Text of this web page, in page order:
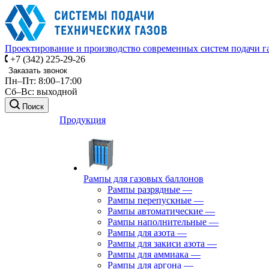
Проектирование и производство современных систем подачи
+7 (342) 225-29-26
Заказать звонок
Пн–Пт: 8:00–17:00
Сб–Вс: выходной
Поиск
Продукция
Рампы для газовых баллонов
Рампы разрядные —
Рампы перепускные —
Рампы автоматические —
Рампы наполнительные —
Рампы для азота —
Рампы для закиси азота —
Рампы для аммиака —
Рампы для аргона —